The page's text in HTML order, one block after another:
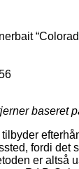
baseret
fordi
er altså